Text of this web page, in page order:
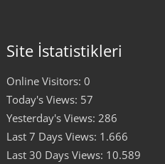
Site İstatistikleri
Online Visitors: 0
Today's Views: 57
Yesterday's Views: 286
Last 7 Days Views: 1.666
Last 30 Days Views: 10.589